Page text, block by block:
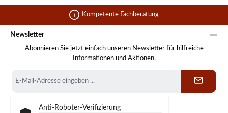
Kompetente Fachberatung
Newsletter
Abonnieren Sie jetzt einfach unseren Newsletter für hilfreiche
Informationen und Aktionen.
Mail-
Anti-Roboter-Verifizierung